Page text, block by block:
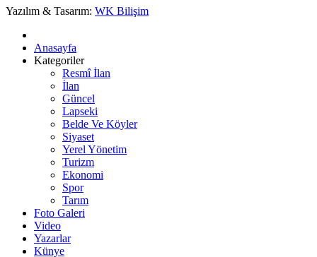
Yazılım & Tasarım: WK Bilişim
Anasayfa
Kategoriler
Resmî İlan
İlan
Güncel
Lapseki
Belde Ve Köyler
Siyaset
Yerel Yönetim
Turizm
Ekonomi
Spor
Tarım
Foto Galeri
Video
Yazarlar
Künye